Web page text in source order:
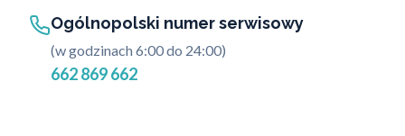
Ogólnopolski numer serwisowy
(w godzinach 6:00 do 24:00)
662 869 662